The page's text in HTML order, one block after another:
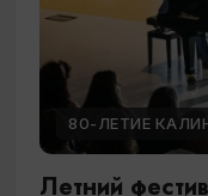
80-ЛЕТИЕ
Летний